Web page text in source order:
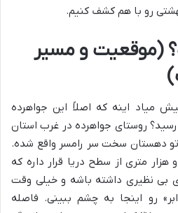
رو با هم کشف کنیم.
(موقعیت و مسیر
میاد اینه که اصلاً این جواهرده
روستای جواهرده در غرب استان
تو دهستان سخت سر رامسر واقع شده.
هزار متری از سطح دریا قرار داره که
نظیری داشته باشه و خیلی وقت
رو اینجا به چشم ببینی. فاصله